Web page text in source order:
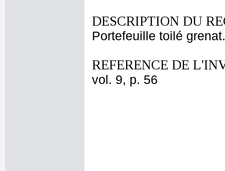
DESCRIPTION DU
Portefeuille toilé grenat.
REFERENCE DE
vol. 9, p. 56